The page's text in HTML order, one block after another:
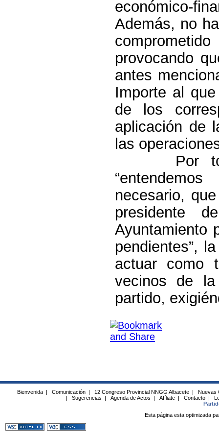
económico-
Además, no
provocando
antes
Importe al
de los
aplicación de
las
Por
necesario,
presidente
Ayuntamiento
pendientes”,
actuar como
vecinos de
partido,
Bienvenida | Comunicación | 12 Congreso Provincial NNGG Albacete |
Nuevas
|
Sugerencias | Agenda de Actos | Afíliate | Contacto |
Esta página esta optimizada